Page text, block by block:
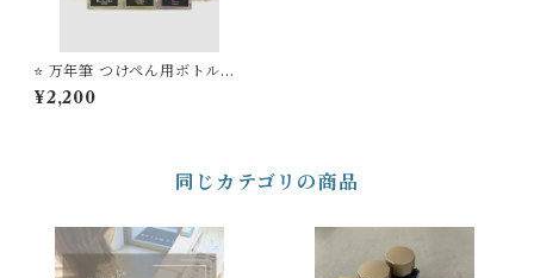
⭐️ 万年筆 つけぺん用ボトルイ
ンク Dipton「クリーミカラ
ー」【ギフトボックス入り】
¥2,200
同じカテゴリの商品